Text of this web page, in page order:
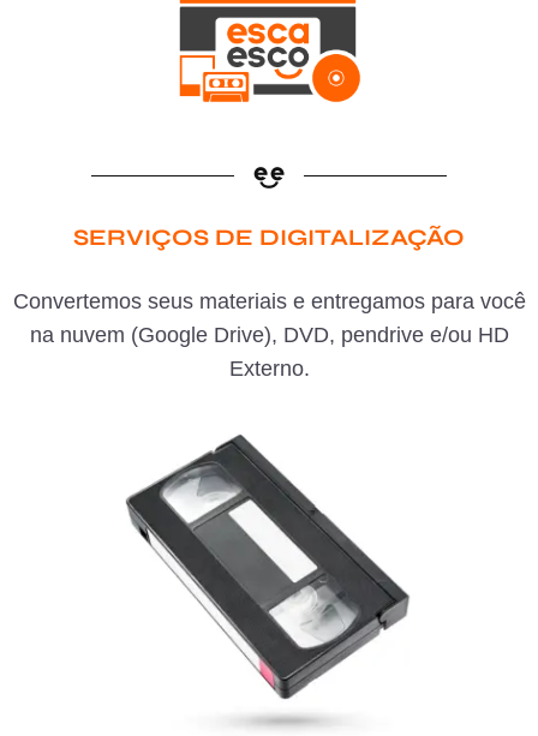
SERVIÇOS DE DIGITALIZAÇÃO
Convertemos seus materiais e entregamos para você
na nuvem (Google Drive), DVD, pendrive e/ou HD
Externo.